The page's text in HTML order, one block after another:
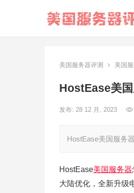
美国服务器评测 美国
HostEase美
发布: 28 12 月, 2023
HostEase美国服务
HostEase美国服务器
大陆优化，全新升级